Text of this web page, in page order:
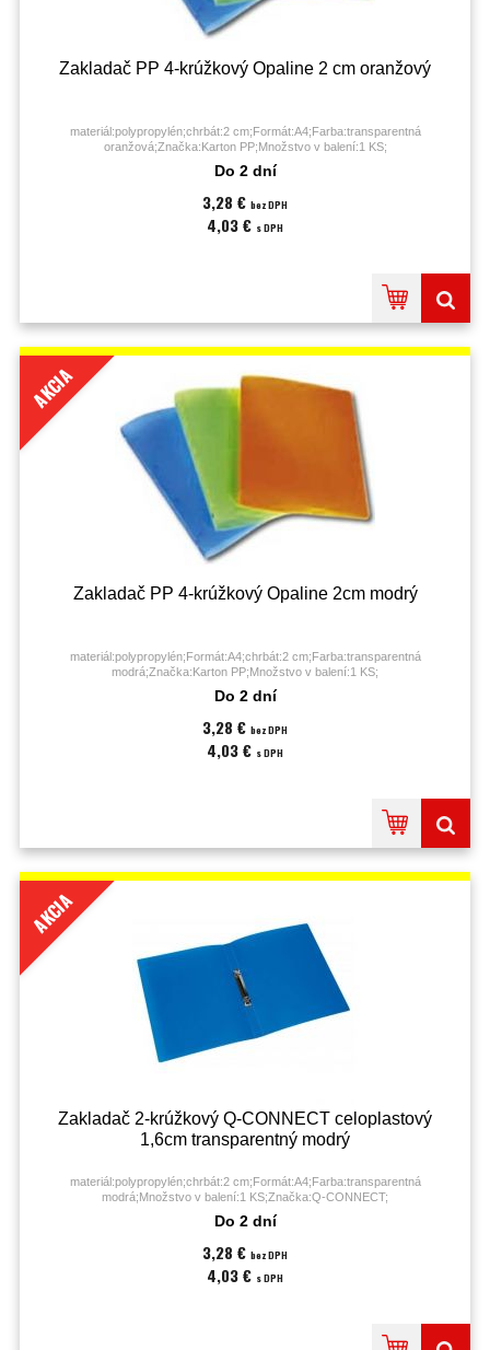
Zakladač PP 4-krúžkový Opaline 2 cm oranžový
materiál:polypropylén;chrbát:2 cm;Formát:A4;Farba:transparentná
oranžová;Značka:Karton PP;Množstvo v balení:1 KS;
Do 2 dní
3,28 € bez DPH
4,03 € s DPH
AKCIA
Zakladač PP 4-krúžkový Opaline 2cm modrý
materiál:polypropylén;Formát:A4;chrbát:2 cm;Farba:transparentná
modrá;Značka:Karton PP;Množstvo v balení:1 KS;
Do 2 dní
3,28 € bez DPH
4,03 € s DPH
AKCIA
Zakladač 2-krúžkový Q-CONNECT celoplastový
1,6cm transparentný modrý
materiál:polypropylén;chrbát:2 cm;Formát:A4;Farba:transparentná
modrá;Množstvo v balení:1 KS;Značka:Q-CONNECT;
Do 2 dní
3,28 € bez DPH
4,03 € s DPH